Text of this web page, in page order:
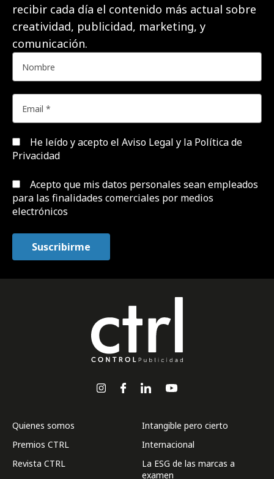
recibir cada día el contenido más actual sobre
creatividad, publicidad, marketing, y
comunicación.
He leído y acepto el Aviso Legal y la Política de
Privacidad
Acepto que mis datos personales sean empleados
para las finalidades comerciales por medios
electrónicos
Quienes somos
Premios CTRL
Revista CTRL
Intangible pero cierto
Internacional
La ESG de las marcas a
examen